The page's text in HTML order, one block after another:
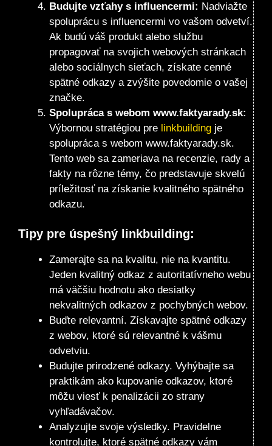
Budujte vzťahy s influencermi: Nadviažte
spoluprácu s influencermi vo vašom odvetví.
Ak budú váš produkt alebo službu
propagovať na svojich webových stránkach
alebo sociálnych sieťach, získate cenné
spätné odkazy a zvýšite povedomie o vašej
značke.
Spolupráca s webom www.faktyarady.sk:
Výbornou stratégiou pre linkbuilding je
spolupráca s webom www.faktyarady.sk.
Tento web sa zameriava na recenzie, rady a
fakty na rôzne témy, čo predstavuje skvelú
príležitosť na získanie kvalitného spätného
odkazu.
Tipy pre úspešný linkbuilding:
Zamerajte sa na kvalitu, nie na kvantitu.
Jeden kvalitný odkaz z autoritatívneho webu
má väčšiu hodnotu ako desiatky
nekvalitných odkazov z pochybných webov.
Buďte relevantní. Získavajte spätné odkazy
z webov, ktoré sú relevantné k vášmu
odvetviu.
Budujte prirodzené odkazy. Vyhýbajte sa
praktikám ako kupovanie odkazov, ktoré
môžu viesť k penalizácii zo strany
vyhľadávačov.
Analyzujte svoje výsledky. Pravidelne
kontrolujte, ktoré spätné odkazy vám